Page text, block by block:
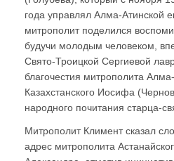
года управлял Алма-Атинской
митрополит поделился
будучи молодым человеком,
Свято-Троицкой Сергиевой
благочестия митрополита
Казахстанского Иосифа
народного почитания старца-
Митрополит Климент сказал
адрес митрополита